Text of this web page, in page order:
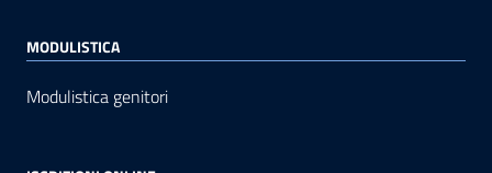
MODULISTICA
Modulistica genitori